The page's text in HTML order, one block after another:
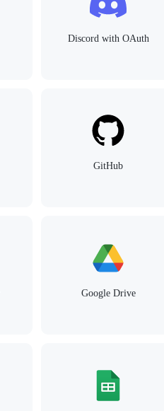
Discord with OAuth
GitHub
Google Drive